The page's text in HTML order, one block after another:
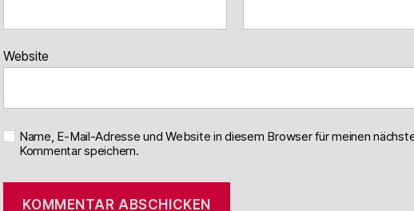
Website
Name, E-Mail-Adresse und Website in diesem Browser für meinen
Kommentar speichern.